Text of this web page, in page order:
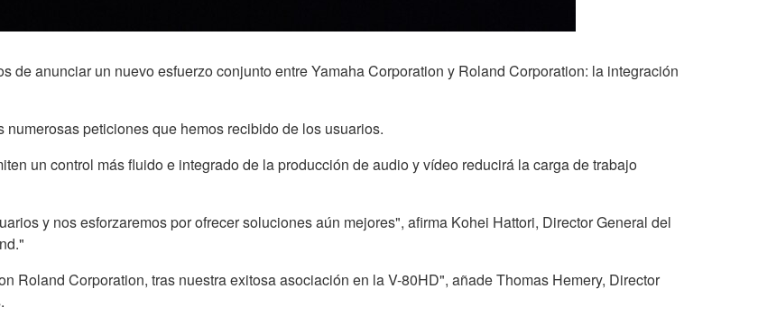
de anunciar un nuevo esfuerzo conjunto entre Yamaha Corporation y Roland Corporation: la integración
peticiones que hemos recibido de los usuarios.
un control más fluido e integrado de la producción de audio y vídeo reducirá la carga de trabajo
y nos esforzaremos por ofrecer soluciones aún mejores", afirma Kohei Hattori, Director General del
Roland Corporation, tras nuestra exitosa asociación en la V-80HD", añade Thomas Hemery, Director